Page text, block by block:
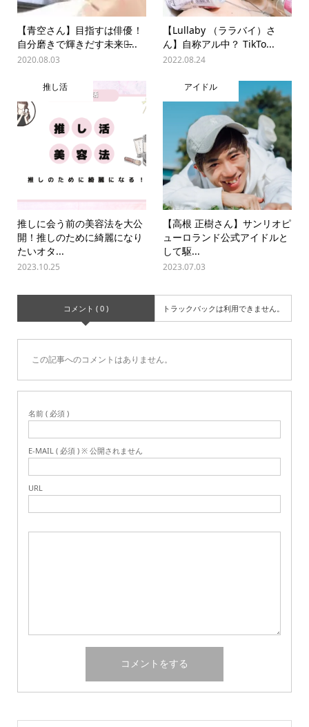
【青空さん】目指すは俳優！
自分磨きで輝きだす未来！̶...
2020.08.03
【Lullaby （ララバイ）さ
ん】自称アル中？ TikTo...
2022.08.24
推し活
推しに会う前の美容法を大公
開！推しのために綺麗になり
たいオタ...
2023.10.25
アイドル
【高根 正樹さん】サンリオピ
ューロランド公式アイドルと
して駆...
2023.07.03
コメント ( 0 ) トラックバックは利用できません。
この記事へのコメントはありません。
名前 ( 必須 )
E-MAIL ( 必須 ) ※ 公開されません
URL